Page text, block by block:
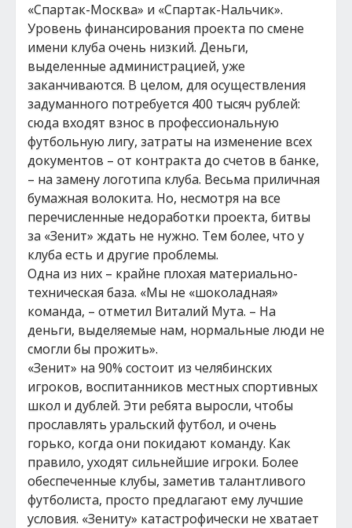
«Спартак-Москва» и «Спартак-Нальчик».
Уровень финансирования проекта по смене
имени клуба очень низкий. Деньги,
выделенные администрацией, уже
заканчиваются. В целом, для осуществления
задуманного потребуется 400 тысяч рублей:
сюда входят взнос в профессиональную
футбольную лигу, затраты на изменение всех
документов – от контракта до счетов в банке,
– на замену логотипа клуба. Весьма приличная
бумажная волокита. Но, несмотря на все
перечисленные недоработки проекта, битвы
за «Зенит» ждать не нужно. Тем более, что у
клуба есть и другие проблемы.
Одна из них – крайне плохая материально-
техническая база. «Мы не «шоколадная»
команда, – отметил Виталий Мута. – На
деньги, выделяемые нам, нормальные люди не
смогли бы прожить».
«Зенит» на 90% состоит из челябинских
игроков, воспитанников местных спортивных
школ и дублей. Эти ребята выросли, чтобы
прославлять уральский футбол, и очень
горько, когда они покидают команду. Как
правило, уходят сильнейшие игроки. Более
обеспеченные клубы, заметив талантливого
футболиста, просто предлагают ему лучшие
условия. «Зениту» катастрофически не хватает